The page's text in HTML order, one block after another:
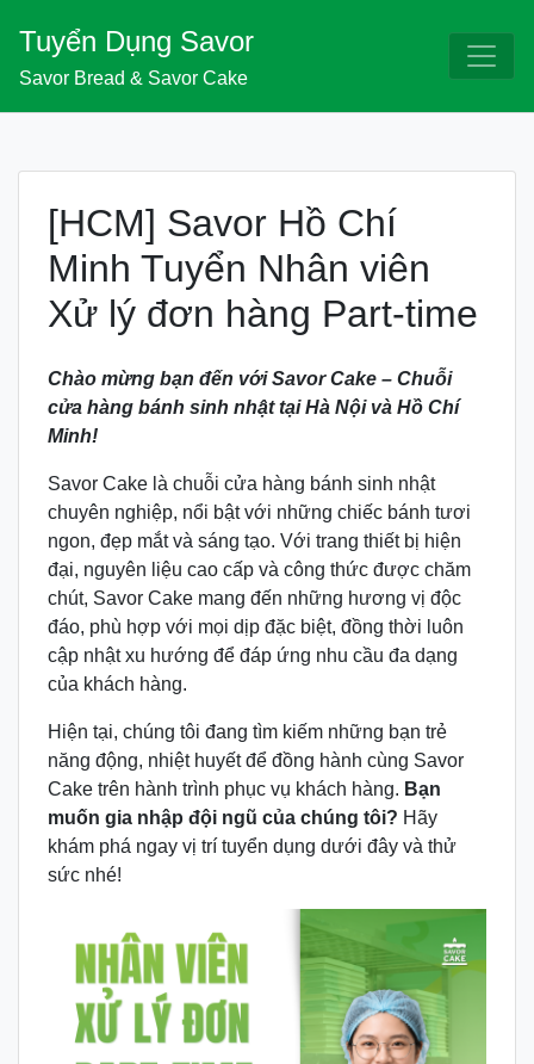
content
Tuyển Dụng Savor
Savor Bread & Savor Cake
[HCM] Savor Hồ Chí
Minh Tuyển Nhân viên
Xử lý đơn hàng Part-time
Chào mừng bạn đến với Savor Cake – Chuỗi
cửa hàng bánh sinh nhật tại Hà Nội và Hồ Chí
Minh!
Savor Cake là chuỗi cửa hàng bánh sinh nhật
chuyên nghiệp, nổi bật với những chiếc bánh tươi
ngon, đẹp mắt và sáng tạo. Với trang thiết bị hiện
đại, nguyên liệu cao cấp và công thức được chăm
chút, Savor Cake mang đến những hương vị độc
đáo, phù hợp với mọi dịp đặc biệt, đồng thời luôn
cập nhật xu hướng để đáp ứng nhu cầu đa dạng
của khách hàng.
Hiện tại, chúng tôi đang tìm kiếm những bạn trẻ
năng động, nhiệt huyết để đồng hành cùng Savor
Cake trên hành trình phục vụ khách hàng. Bạn
muốn gia nhập đội ngũ của chúng tôi? Hãy
khám phá ngay vị trí tuyển dụng dưới đây và thử
sức nhé!